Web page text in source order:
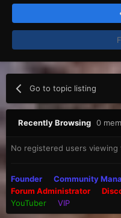
Go to topic listing
Recently Browsing 0
No registered users viewing
Founder Community
Forum Administrator
YouTuber
VIP